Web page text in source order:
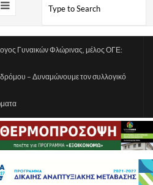
Γυναικών Φλώρινας, μέλος ΟΓΕ:
δρόμου – Δυναμώνουμε τον συλλογικό